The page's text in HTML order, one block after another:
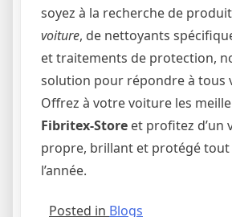
soyez à la recherche de
voiture, de nettoyants
et traitements de protection,
solution pour répondre à tous
Offrez à votre voiture les
Fibritex-Store et profitez d’un
propre, brillant et protégé tout
l’année.
Posted in Blogs